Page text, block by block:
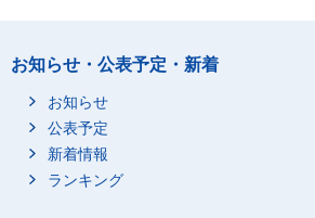
お知らせ・公表予定・新着
お知らせ
公表予定
新着情報
ランキング